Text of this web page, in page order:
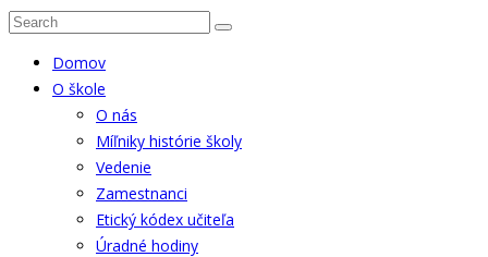
Domov
O škole
O nás
Míľniky histórie školy
Vedenie
Zamestnanci
Etický kódex učiteľa
Úradné hodiny